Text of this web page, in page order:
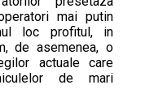
mai putin
loc profitul, in
de asemenea, o
actuale care
de mari